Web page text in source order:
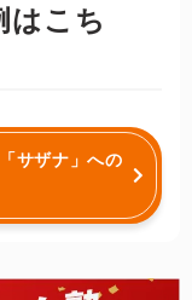
はこち
サザナ」への